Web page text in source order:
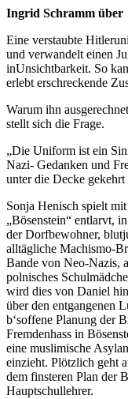
Ingrid Schramm über
Eine verstaubte
und verwandelt einen
inUnsichtbarkeit. So
erlebt erschreckende
Warum ihn
stellt sich die Frage.
„Die Uniform ist ein
Nazi- Gedanken und
unter die Decke gekehrt
Sonja Henisch spielt
„Bösenstein“ entlarvt,
der Dorfbewohner,
alltägliche Machismo-
Bande von Neo-Nazis,
polnisches
wird dies von Daniel
über den entgangenen
b‘soffene Planung der
Fremdenhass in
eine muslimische
einzieht. Plötzlich geht
dem finsteren Plan der
Hauptschullehrer.